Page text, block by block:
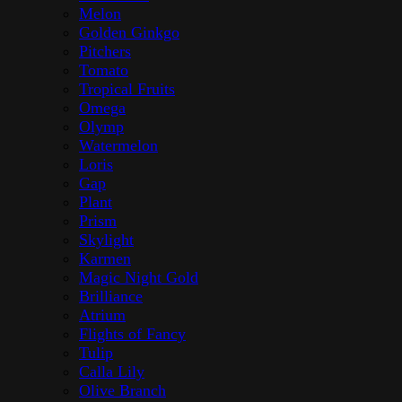
Melon
Golden Ginkgo
Pitchers
Tomato
Tropical Fruits
Omega
Olymp
Watermelon
Loris
Gap
Plant
Prism
Skylight
Karmen
Magic Night Gold
Brilliance
Atrium
Flights of Fancy
Tulip
Calla Lily
Olive Branch